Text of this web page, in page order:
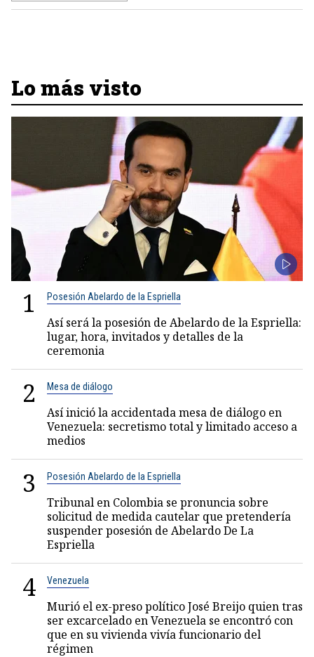
Lo más visto
1 Posesión Abelardo de la Espriella
Así será la posesión de Abelardo de la Espriella:
lugar, hora, invitados y detalles de la
ceremonia
2 Mesa de diálogo
Así inició la accidentada mesa de diálogo en
Venezuela: secretismo total y limitado acceso a
medios
3 Posesión Abelardo de la Espriella
Tribunal en Colombia se pronuncia sobre
solicitud de medida cautelar que pretendería
suspender posesión de Abelardo De La
Espriella
4 Venezuela
Murió el ex-preso político José Breijo quien tras
ser excarcelado en Venezuela se encontró con
que en su vivienda vivía funcionario del
régimen